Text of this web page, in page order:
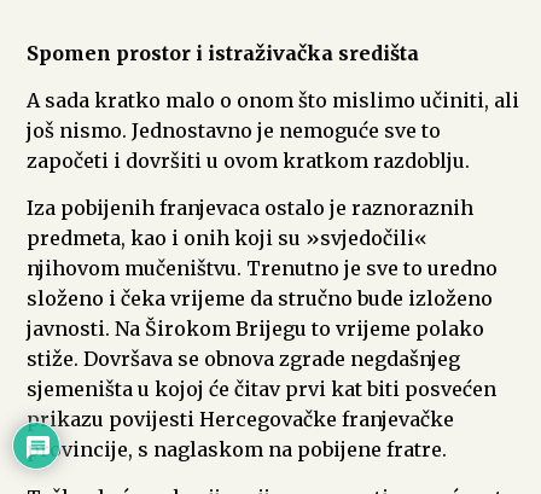
Spomen prostor i istraživačka središta
A sada kratko malo o onom što mislimo učiniti, ali
još nismo. Jednostavno je nemoguće sve to
započeti i dovršiti u ovom kratkom razdoblju.
Iza pobijenih franjevaca ostalo je raznoraznih
predmeta, kao i onih koji su »svjedočili«
njihovom mučeništvu. Trenutno je sve to uredno
složeno i čeka vrijeme da stručno bude izloženo
javnosti. Na Širokom Brijegu to vrijeme polako
stiže. Dovršava se obnova zgrade negdašnjeg
sjemeništa u kojoj će čitav prvi kat biti posvećen
prikazu povijesti Hercegovačke franjevačke
provincije, s naglaskom na pobijene fratre.